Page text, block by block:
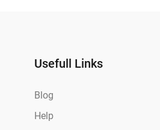
Usefull Links
Blog
Help